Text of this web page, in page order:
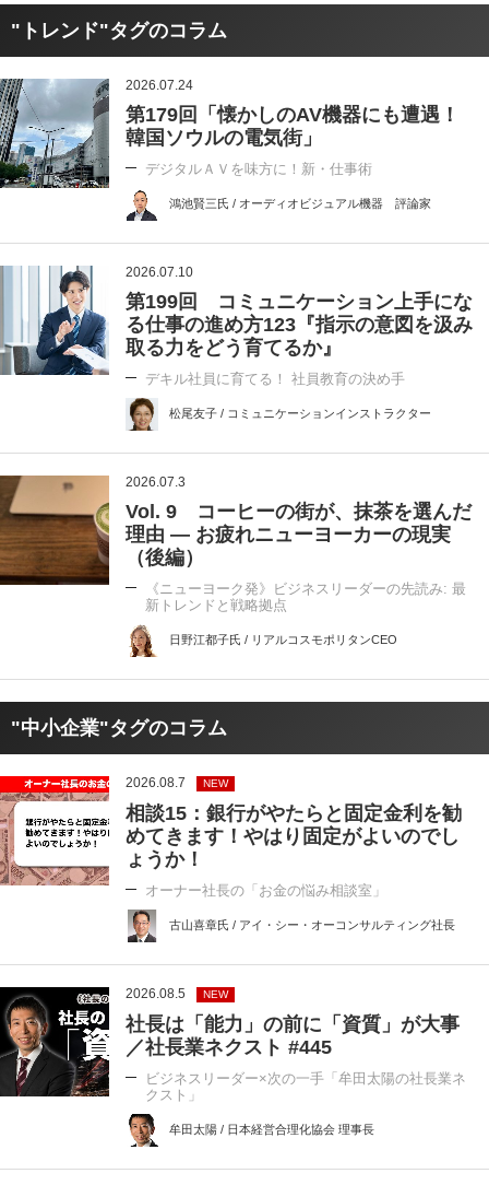
"トレンド"タグのコラム
2026.07.24
第179回「懐かしのAV機器にも遭遇！
韓国ソウルの電気街」
デジタルＡＶを味方に！新・仕事術
鴻池賢三氏 / オーディオビジュアル機器 評論家
2026.07.10
第199回 コミュニケーション上手にな
る仕事の進め方123『指示の意図を汲み
取る力をどう育てるか』
デキル社員に育てる！ 社員教育の決め手
松尾友子 / コミュニケーションインストラクター
2026.07.3
Vol. 9 コーヒーの街が、抹茶を選んだ
理由 ― お疲れニューヨーカーの現実
（後編）
《ニューヨーク発》ビジネスリーダーの先読み: 最
新トレンドと戦略拠点
日野江都子氏 / リアルコスモポリタンCEO
"中小企業"タグのコラム
2026.08.7 NEW
相談15：銀行がやたらと固定金利を勧
めてきます！やはり固定がよいのでし
ょうか！
オーナー社長の「お金の悩み相談室」
古山喜章氏 / アイ・シー・オーコンサルティング社長
2026.08.5 NEW
社長は「能力」の前に「資質」が大事
／社長業ネクスト #445
ビジネスリーダー×次の一手「牟田太陽の社長業ネ
クスト」
牟田太陽 / 日本経営合理化協会 理事長